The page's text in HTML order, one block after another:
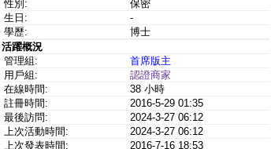
性別:
保密
生日:
-
學歷:
博士
活躍概況
管理組:
首席版主
用戶組:
認證商家
在線時間:
38 小時
註冊時間:
2016-5-29 01:35
最後訪問:
2024-3-27 06:12
上次活動時間:
2024-3-27 06:12
上次發表時間:
2016-7-16 18:53